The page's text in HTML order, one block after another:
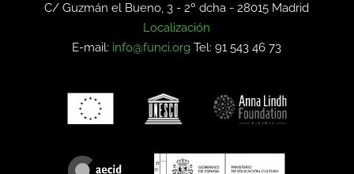
C/ Guzmán el Bueno, 3 - 2º dcha -28015 Madrid
Localización
E-mail: info@funci.org Tel: 91 543 46 73